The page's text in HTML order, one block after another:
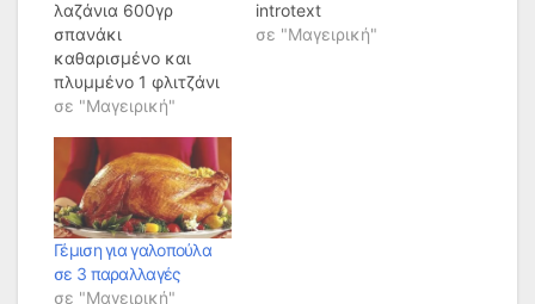
λαζάνια 600γρ
σπανάκι
καθαρισμένο και
πλυμμένο 1 φλιτζάνι
ανθότυρο
φλιτζάνι φέτα
τριμμένη και ½
φλιτζάνι γκούντα
τριμμένη 1 φλιτζάνι
ψιλοκομμένο άνηθο
και φρέσκα
κρεμμυδάκια 1
σε "Μαγειρική"
introtext
σε "Μαγειρική"
Γέμιση για γαλοπούλα
σε 3 παραλλαγές
σε "Μαγειρική"